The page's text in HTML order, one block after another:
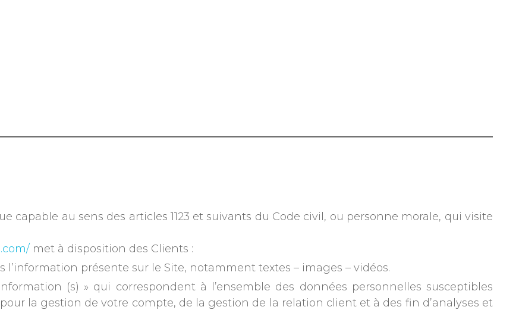
capable au sens des articles 1123 et suivants du Code civil, ou personne morale, qui visite
met à disposition des Clients :
présente sur le Site, notamment textes – images – vidéos.
(s) » qui correspondent à l’ensemble des données personnelles susceptibles
la gestion de votre compte, de la gestion de la relation client et à des fin d’analyses et